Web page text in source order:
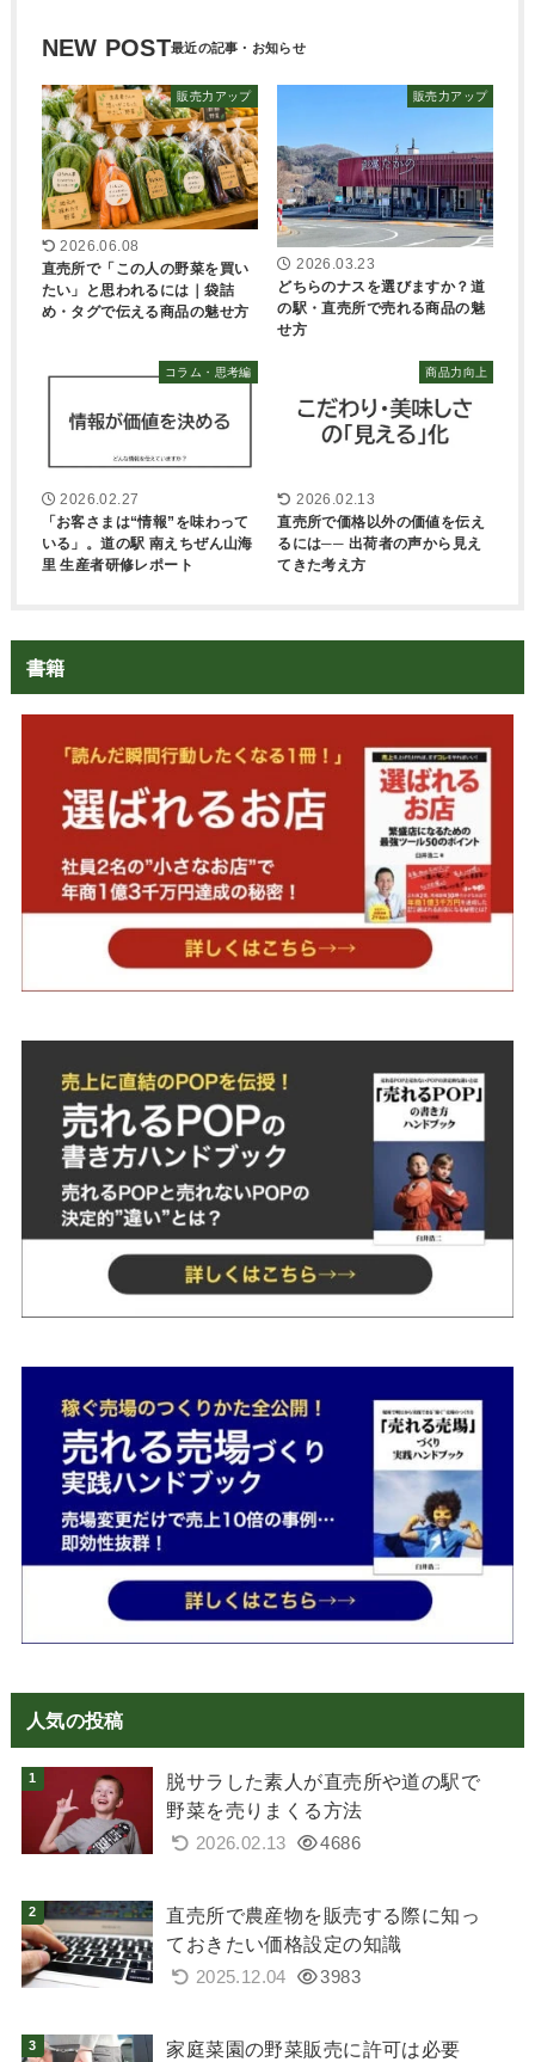
NEW POST
販売力アップ
2026.06.08
直売所で「この人の野菜を買い
たい」と思われるには｜袋詰
め・タグで伝える商品の魅せ方
販売力アップ
2026.03.23
どちらのナスを選びますか？道
の駅・直売所で売れる商品の魅
せ方
コラム・思考編
2026.02.27
「お客さまは“情報”を味わって
いる」。道の駅 南えちぜん山海
里 生産者研修レポート
商品力向上
2026.02.13
直売所で価格以外の価値を伝え
るには── 出荷者の声から見え
てきた考え方
書籍
人気の投稿
脱サラした素人が直売所や道の駅で
野菜を売りまくる方法
2026.02.13 4686
直売所で農産物を販売する際に知っ
ておきたい価格設定の知識
2025.12.04 3983
家庭菜園の野菜販売に許可は必要